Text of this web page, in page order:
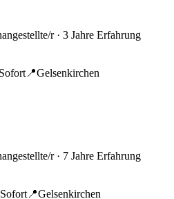
r· 3 Jahre Erfahrung
Sofort 📍Gelsenkirchen
r· 7 Jahre Erfahrung
Sofort 📍Gelsenkirchen